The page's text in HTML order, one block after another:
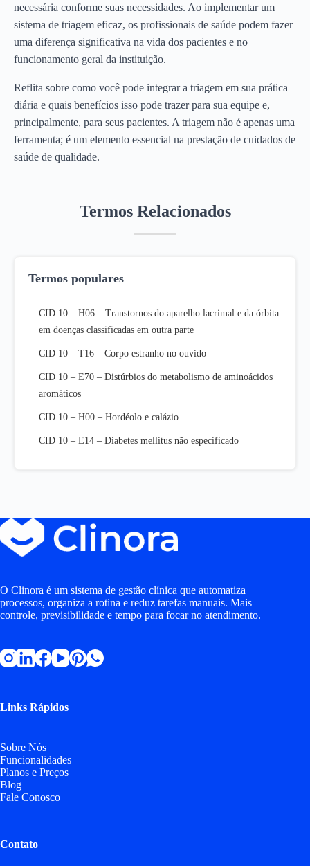
necessária conforme suas necessidades. Ao implementar um
sistema de triagem eficaz, os profissionais de saúde podem fazer
uma diferença significativa na vida dos pacientes e no
funcionamento geral da instituição.
Reflita sobre como você pode integrar a triagem em sua prática
diária e quais benefícios isso pode trazer para sua equipe e,
principalmente, para seus pacientes. A triagem não é apenas uma
ferramenta; é um elemento essencial na prestação de cuidados de
saúde de qualidade.
Termos Relacionados
Termos populares
CID 10 – H06 – Transtornos do aparelho lacrimal e da órbita
em doenças classificadas em outra parte
CID 10 – T16 – Corpo estranho no ouvido
CID 10 – E70 – Distúrbios do metabolismo de aminoácidos
aromáticos
CID 10 – H00 – Hordéolo e calázio
CID 10 – E14 – Diabetes mellitus não especificado
O Clinora é um sistema de gestão clínica que automatiza
processos, organiza a rotina e reduz tarefas manuais. Mais
controle, previsibilidade e tempo para focar no atendimento.
Links Rápidos
Sobre Nós
Funcionalidades
Planos e Preços
Blog
Fale Conosco
Contato